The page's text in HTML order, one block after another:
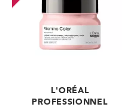
L'ORÉAL
PROFESSIONNEL